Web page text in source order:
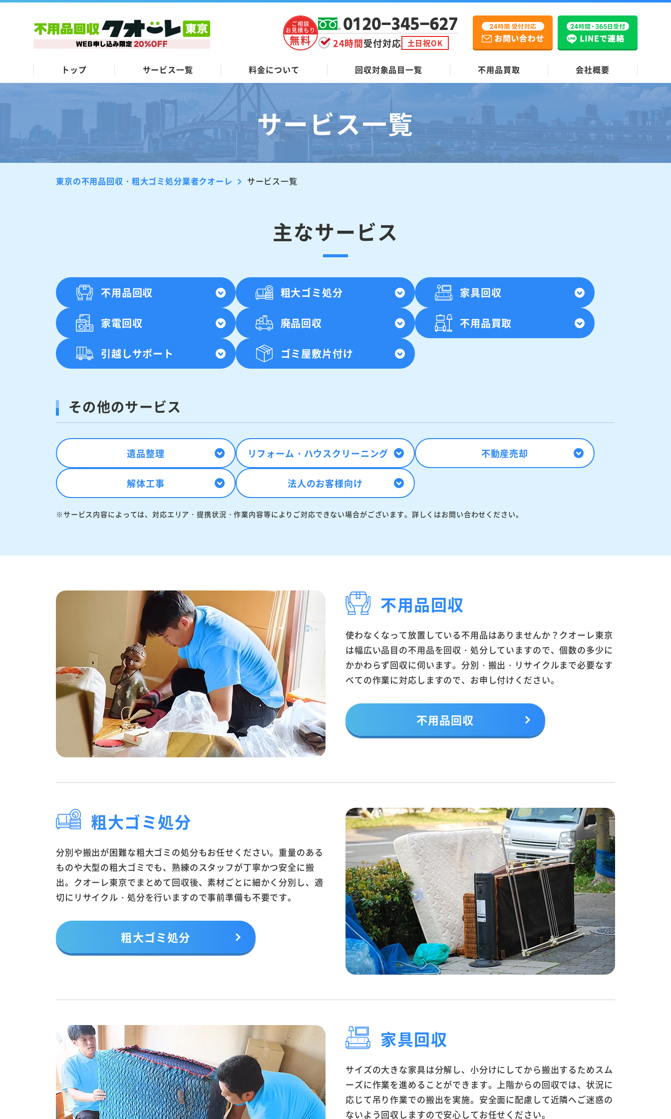
ご相談
お見積もり
無料
0120-345-627
24時間受付対応 土日祝OK
トップ サービス一覧 料金について 回収対象品目一覧 不用品買取 会社概要
サービス一覧
東京の不用品回収・粗大ゴミ処分業者クオーレ サービス一覧
主なサービス
不用品回収 粗大ゴミ処分 家具回収
家電回収 廃品回収 不用品買取
引越しサポート ゴミ屋敷片付け
その他のサービス
遺品整理 リフォーム・ ハウスクリーニング 不動産売却
解体工事 法人のお客様向け
※サービス内容によっては、対応エリア・提携状況・作業内容等によりご対応できない場合がございます。詳しくはお問い合わせください。
不用品回収
使わなくなって放置している不用品はありませんか？クオーレ東京
は幅広い品目の不用品を回収・処分していますので、個数の多少に
かかわらず回収に伺います。分別・搬出・リサイクルまで必要なす
べての作業に対応しますので、お申し付けください。
不用品回収
粗大ゴミ処分
分別や搬出が困難な粗大ゴミの処分もお任せください。重量のある
ものや大型の粗大ゴミでも、熟練のスタッフが丁寧かつ安全に搬
出。クオーレ東京でまとめて回収後、素材ごとに細かく分別し、適
切にリサイクル・処分を行いますので事前準備も不要です。
粗大ゴミ処分
家具回収
サイズの大きな家具は分解し、小分けにしてから搬出するためスム
ーズに作業を進めることができます。上階からの回収では、状況に
応じて吊り作業での搬出を実施。安全面に配慮して近隣へご迷惑の
ないよう回収しますので安心してお任せください。